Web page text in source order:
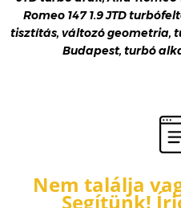
Romeo 147 1.9 JTD
tisztítás, változó geometria,
Budapest, turbó
Nem találja
Segítünk!